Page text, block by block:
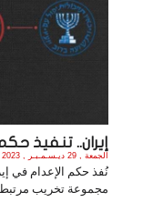
إيران.. تنفيذ حكم
الجمعة , 29 ديـسـمـبـر , 2023 الساعة 6:02:18 PM
نُفذ حكم الإعدام في
مجموعة تخريب مرتبط